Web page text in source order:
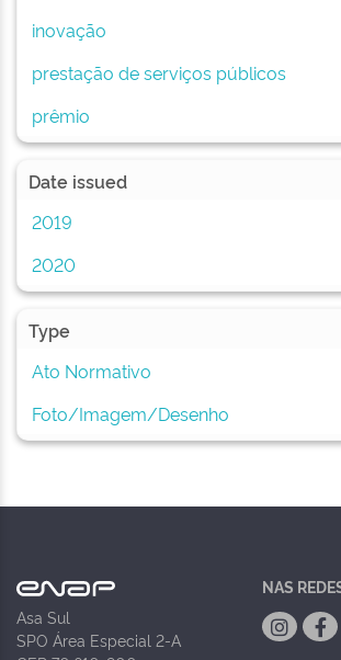
inovação
prestação de serviços públicos
prêmio
Date issued
2019
2020
Type
Ato Normativo
Foto/Imagem/Desenho
Asa Sul
SPO Área Especial 2-A
NAS